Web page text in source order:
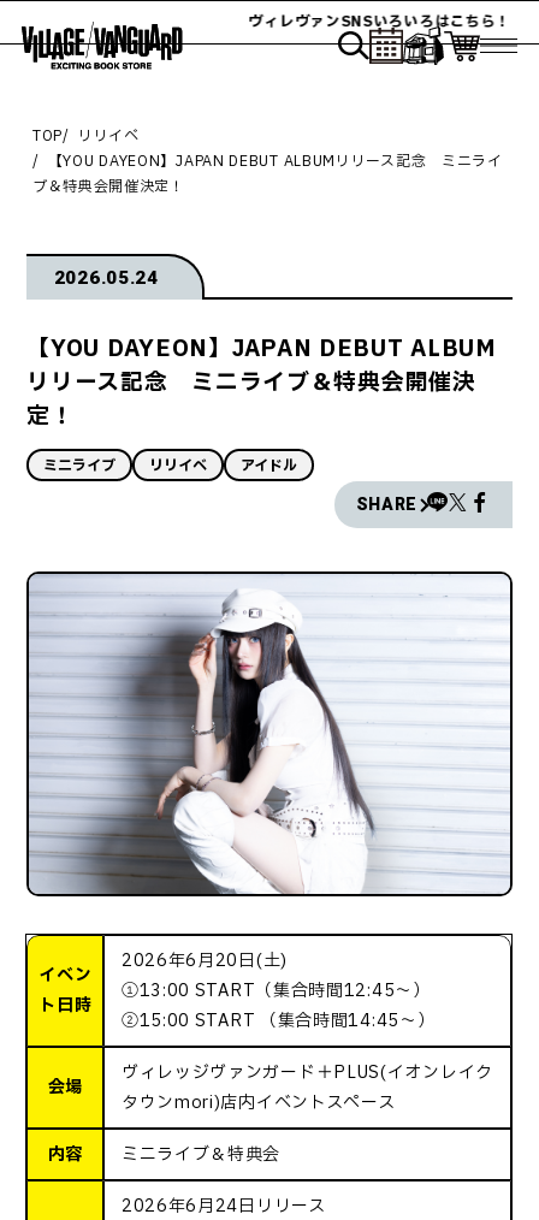
ヴィレヴァンSNSいろいろはこちら！
TOP
リリイベ
【YOU DAYEON】JAPAN DEBUT ALBUMリリース記念 ミニライ
ブ＆特典会開催決定！
2026.05.24
【YOU DAYEON】JAPAN DEBUT ALBUM
リリース記念 ミニライブ＆特典会開催決
定！
ミニライブ リリイベ アイドル
SHARE
イベン
ト日時
2026年6月20日(土)
①13:00 START（集合時間12:45〜）
②15:00 START （集合時間14:45〜）
会場
ヴィレッジヴァンガード＋PLUS(イオンレイク
タウンmori)店内イベントスペース
内容 ミニライブ＆特典会
2026年6月24日リリース